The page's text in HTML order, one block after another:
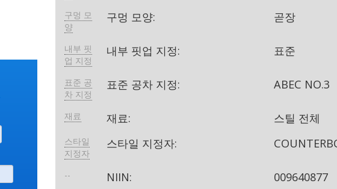
구멍 모
양
구멍 모양: 곧장
내부 핏
업 지정
내부 핏업 지정: 표준
표준 공
차 지정
표준 공차 지정: ABEC NO.3
재료 재료: 스틸 전체
스타일
지정자
스타일 지정자:
-- NIIN: 009640877